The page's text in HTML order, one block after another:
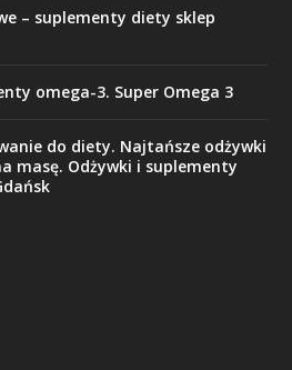
– suplementy diety sklep
omega-3. Super Omega 3
do diety. Najtańsze odżywki
masę. Odżywki i suplementy